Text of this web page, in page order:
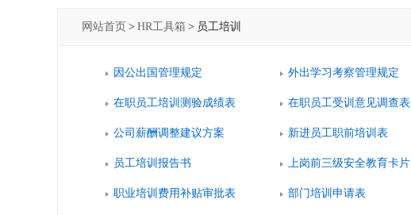
网站首页 > HR工具箱 > 员工培训
因公出国管理规定 外出学习考察管理规定
在职员工培训测验成绩表 在职员工受训意见调查表
公司薪酬调整建议方案 新进员工职前培训表
员工培训报告书 上岗前三级安全教育卡片
职业培训费用补贴审批表 部门培训申请表